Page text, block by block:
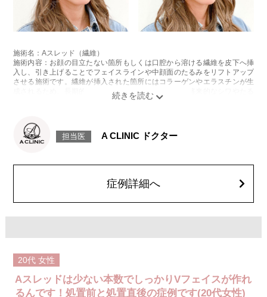
施術名：Aスレッド（繊維）
施術内容：お顔の目立たない箇所もしくは口腔から溶ける繊維を皮下へ挿
入し、引き上げることでフェイスラインや中顔面のたるみをリフトアップ
させる施術です。繊維が挿入された箇所にはコラーゲンやエラスチンが生
成されるため、長期的な美肌効果、肌質の改善効果、将来的なシワやたる
みの予防効果が期待できます。
とがございます。また、稀ではありますが、施術部位の細菌感染症、皮膚
のよれ、繊維の突出などが生じることがございます。化膿止め・痛み止め
費用：1部位 184,800円(税込)
オプション：笑気麻酔 3,300円(税込)
担当医 A CLINIC ドクター
症例詳細へ
20代 女性
Aスレッドは少ない本数でしっかりVフェイスが作れ
るんです！処置前と処置直後の症例です(20代女性)